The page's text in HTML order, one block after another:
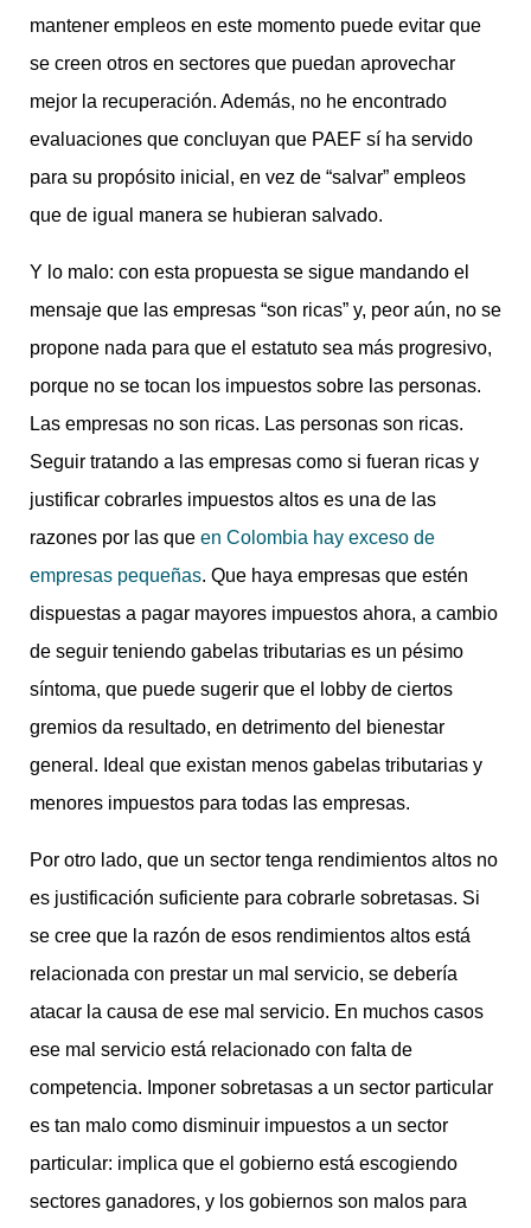
mantener empleos en este momento puede evitar que
se creen otros en sectores que puedan aprovechar
mejor la recuperación. Además, no he encontrado
evaluaciones que concluyan que PAEF sí ha servido
para su propósito inicial, en vez de “salvar” empleos
que de igual manera se hubieran salvado.
Y lo malo: con esta propuesta se sigue mandando el
mensaje que las empresas “son ricas” y, peor aún, no se
propone nada para que el estatuto sea más progresivo,
porque no se tocan los impuestos sobre las personas.
Las empresas no son ricas. Las personas son ricas.
Seguir tratando a las empresas como si fueran ricas y
justificar cobrarles impuestos altos es una de las
razones por las que en Colombia hay exceso de
empresas pequeñas. Que haya empresas que estén
dispuestas a pagar mayores impuestos ahora, a cambio
de seguir teniendo gabelas tributarias es un pésimo
síntoma, que puede sugerir que el lobby de ciertos
gremios da resultado, en detrimento del bienestar
general. Ideal que existan menos gabelas tributarias y
menores impuestos para todas las empresas.
Por otro lado, que un sector tenga rendimientos altos no
es justificación suficiente para cobrarle sobretasas. Si
se cree que la razón de esos rendimientos altos está
relacionada con prestar un mal servicio, se debería
atacar la causa de ese mal servicio. En muchos casos
ese mal servicio está relacionado con falta de
competencia. Imponer sobretasas a un sector particular
es tan malo como disminuir impuestos a un sector
particular: implica que el gobierno está escogiendo
sectores ganadores, y los gobiernos son malos para